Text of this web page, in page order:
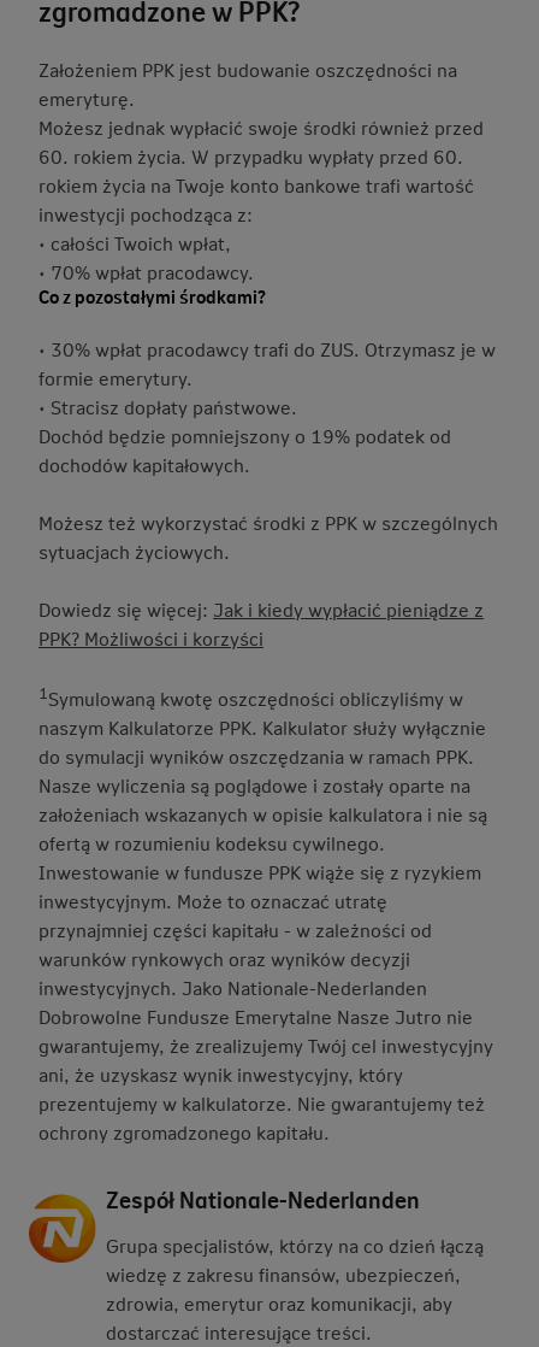
zgromadzone w PPK?
Założeniem PPK jest budowanie oszczędności na
emeryturę.
Możesz jednak wypłacić swoje środki również przed
60. rokiem życia. W przypadku wypłaty przed 60.
rokiem życia na Twoje konto bankowe trafi wartość
inwestycji pochodząca z:
• całości Twoich wpłat,
• 70% wpłat pracodawcy.
Co z pozostałymi środkami?
• 30% wpłat pracodawcy trafi do ZUS. Otrzymasz je w
formie emerytury.
• Stracisz dopłaty państwowe.
Dochód będzie pomniejszony o 19% podatek od
dochodów kapitałowych.
Możesz też wykorzystać środki z PPK w szczególnych
sytuacjach życiowych.
Dowiedz się więcej: Jak i kiedy wypłacić pieniądze z
PPK? Możliwości i korzyści
1Symulowaną kwotę oszczędności obliczyliśmy w
naszym Kalkulatorze PPK. Kalkulator służy wyłącznie
do symulacji wyników oszczędzania w ramach PPK.
Nasze wyliczenia są poglądowe i zostały oparte na
założeniach wskazanych w opisie kalkulatora i nie są
ofertą w rozumieniu kodeksu cywilnego.
Inwestowanie w fundusze PPK wiąże się z ryzykiem
inwestycyjnym. Może to oznaczać utratę
przynajmniej części kapitału - w zależności od
warunków rynkowych oraz wyników decyzji
inwestycyjnych. Jako Nationale-Nederlanden
Dobrowolne Fundusze Emerytalne Nasze Jutro nie
gwarantujemy, że zrealizujemy Twój cel inwestycyjny
ani, że uzyskasz wynik inwestycyjny, który
prezentujemy w kalkulatorze. Nie gwarantujemy też
ochrony zgromadzonego kapitału.
Zespół Nationale-Nederlanden
Grupa specjalistów, którzy na co dzień łączą
wiedzę z zakresu finansów, ubezpieczeń,
zdrowia, emerytur oraz komunikacji, aby
dostarczać interesujące treści.